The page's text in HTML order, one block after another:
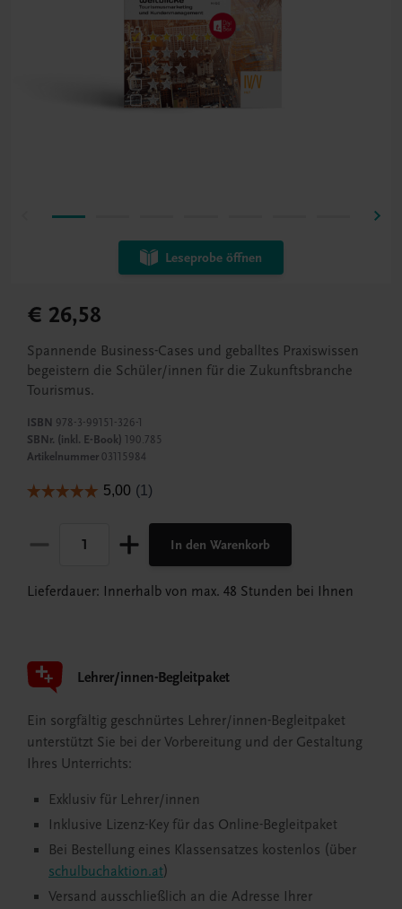
Leseprobe öffnen
€ 26,58
Spannende Business-Cases und geballtes Praxiswissen
begeistern die Schüler/innen für die Zukunftsbranche
Tourismus.
ISBN 978-3-99151-326-1
SBNr. (inkl. E-Book) 190.785
Artikelnummer 03115984
In den Warenkorb
Lieferdauer: Innerhalb von max. 48 Stunden bei Ihnen
Lehrer/innen-Begleitpaket
Ein sorgfältig geschnürtes Lehrer/innen-Begleitpaket
unterstützt Sie bei der Vorbereitung und der Gestaltung
Ihres Unterrichts:
Exklusiv für Lehrer/innen
Inklusive Lizenz-Key für das Online-Begleitpaket
Bei Bestellung eines Klassensatzes kostenlos (über
schulbuchaktion.at)
Versand ausschließlich an die Adresse Ihrer